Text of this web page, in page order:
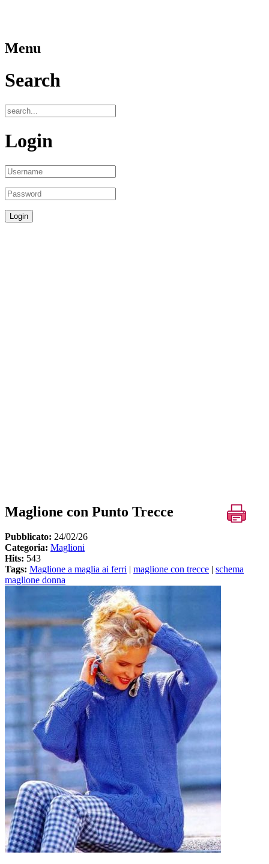
Menu
Search
Login
Maglione con Punto Trecce
Pubblicato: 24/02/26
Categoria: Maglioni
Hits: 543
Tags: Maglione a maglia ai ferri maglione con trecce
schema
maglione donna